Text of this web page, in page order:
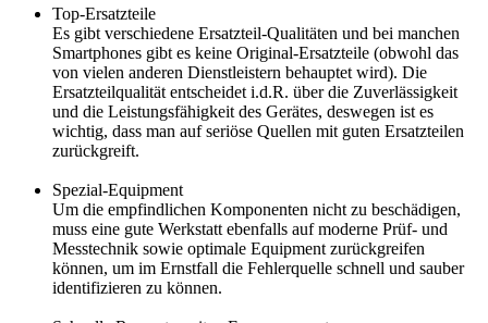
Top-Ersatzteile
Es gibt verschiedene Ersatzteil-Qualitäten und bei manchen
Smartphones gibt es keine Original-Ersatzteile (obwohl das
von vielen anderen Dienstleistern behauptet wird). Die
Ersatzteilqualität entscheidet i.d.R. über die Zuverlässigkeit
und die Leistungsfähigkeit des Gerätes, deswegen ist es
wichtig, dass man auf seriöse Quellen mit guten Ersatzteilen
zurückgreift.
Spezial-Equipment
Um die empfindlichen Komponenten nicht zu beschädigen,
muss eine gute Werkstatt ebenfalls auf moderne Prüf- und
Messtechnik sowie optimale Equipment zurückgreifen
können, um im Ernstfall die Fehlerquelle schnell und sauber
identifizieren zu können.